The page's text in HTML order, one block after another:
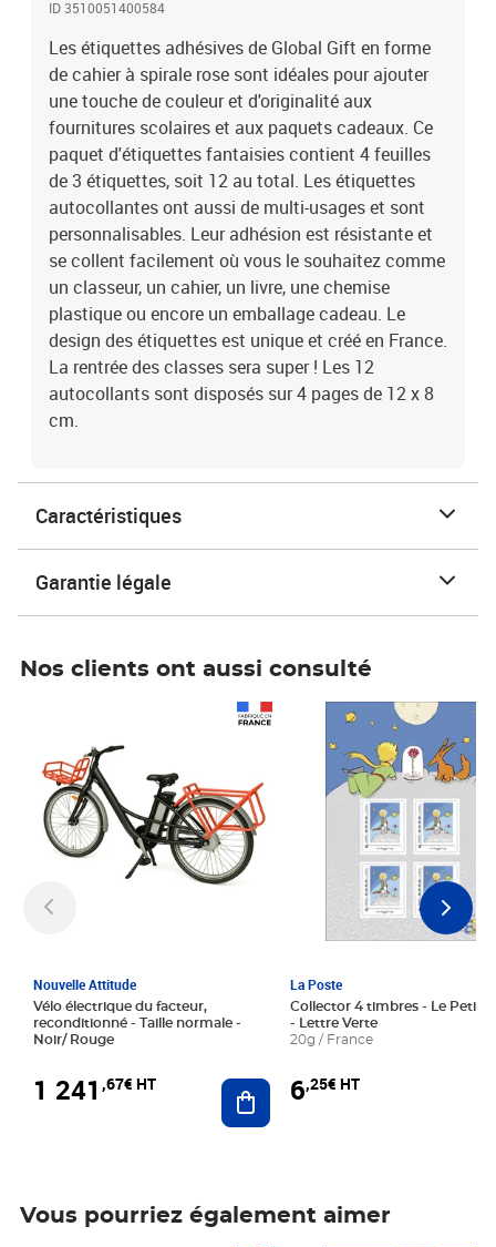
ID 3510051400584
Les étiquettes adhésives de Global Gift en forme
de cahier à spirale rose sont idéales pour ajouter
une touche de couleur et d'originalité aux
fournitures scolaires et aux paquets cadeaux. Ce
paquet d'étiquettes fantaisies contient 4 feuilles
de 3 étiquettes, soit 12 au total. Les étiquettes
autocollantes ont aussi de multi-usages et sont
personnalisables. Leur adhésion est résistante et
se collent facilement où vous le souhaitez comme
un classeur, un cahier, un livre, une chemise
plastique ou encore un emballage cadeau. Le
design des étiquettes est unique et créé en France.
La rentrée des classes sera super ! Les 12
autocollants sont disposés sur 4 pages de 12 x 8
cm.
Caractéristiques
Garantie légale
Nos clients ont aussi consulté
Nouvelle Attitude
Vélo électrique du facteur,
reconditionné - Taille normale -
Noir/ Rouge
1 241 ,67€ HT Ajouter au panier
La Poste
Collector 4 timbres - Le Petit
- Lettre Verte
20g / France
6,25€ HT
Prix 6,25€ HT
Vous pourriez également aimer